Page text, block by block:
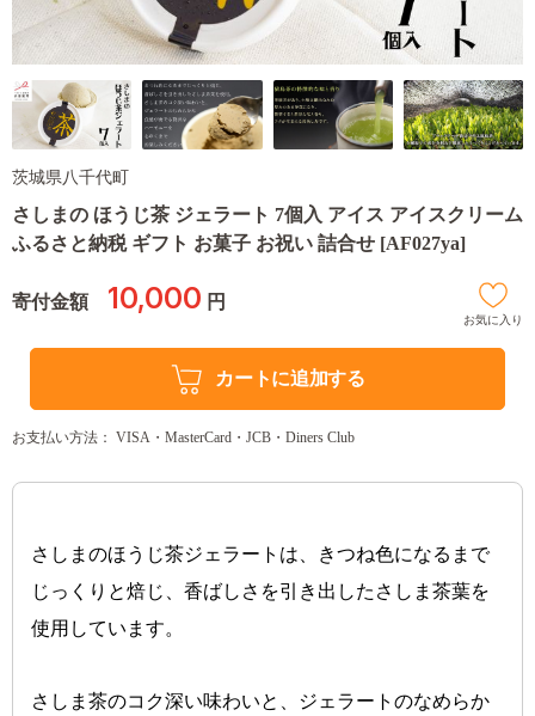
茨城県八千代町
さしまの ほうじ茶 ジェラート 7個入 アイス アイスクリーム
ふるさと納税 ギフト お菓子 お祝い 詰合せ [AF027ya]
寄付金額 10,000 円
お気に入り
カートに追加する
お支払い方法： VISA・MasterCard・JCB・Diners Club
さしまのほうじ茶ジェラートは、きつね色になるまで
じっくりと焙じ、香ばしさを引き出したさしま茶葉を
使用しています。
さしま茶のコク深い味わいと、ジェラートのなめらか